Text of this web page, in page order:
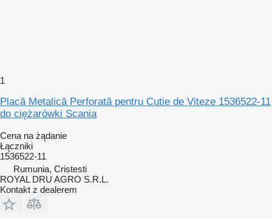
1
Placă Metalică Perforată pentru Cutie de Viteze 1536522-11
do ciężarówki Scania
Cena na żądanie
Łączniki
1536522-11
Rumunia, Cristesti
ROYAL DRU AGRO S.R.L.
Kontakt z dealerem